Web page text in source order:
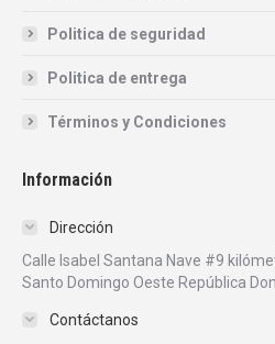
Politica de seguridad
Politica de entrega
Términos y Condiciones
Información
Dirección
Calle Isabel Santana Nave #9
Santo Domingo Oeste República
Contáctanos